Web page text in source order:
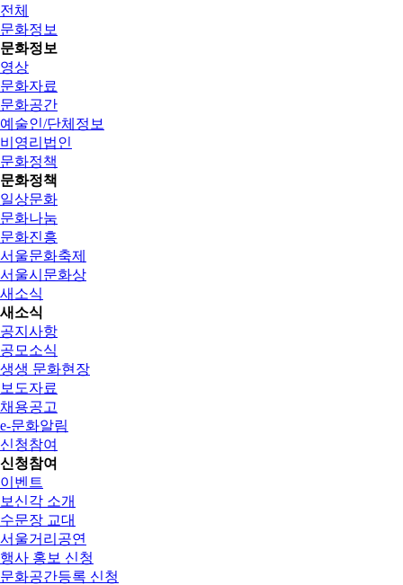
전체
문화정보
문화정보
영상
문화자료
문화공간
예술인/단체정보
비영리법인
문화정책
문화정책
일상문화
문화나눔
문화진흥
서울문화축제
서울시문화상
새소식
새소식
공지사항
공모소식
생생 문화현장
보도자료
채용공고
e-문화알림
신청참여
신청참여
이벤트
보신각 소개
수문장 교대
서울거리공연
행사 홍보 신청
문화공간등록 신청